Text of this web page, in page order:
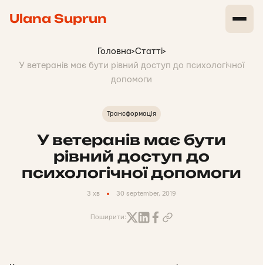
Ulana Suprun
Головна>Статті>
У ветеранів має бути рівний доступ до психологічної
допомоги
Трансформація
У ветеранів має бути
рівний доступ до
психологічної допомоги
3 хв 30 september, 2019
Поширити: